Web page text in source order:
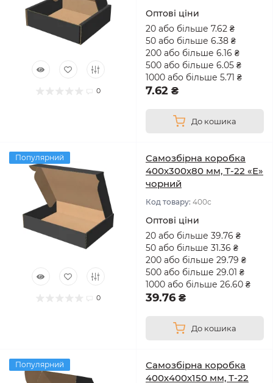
0
Оптові ціни
20 або більше 7.62 ₴
50 або більше 6.38 ₴
200 або більше 6.16 ₴
500 або більше 6.05 ₴
1000 або більше 5.71 ₴
7.62 ₴
До кошика
Популярний
0
Самозбірна коробка
400х300х80 мм, Т-22 «Е»
чорний
Код товару: 400с
Оптові ціни
20 або більше 39.76 ₴
50 або більше 31.36 ₴
200 або більше 29.79 ₴
500 або більше 29.01 ₴
1000 або більше 26.60 ₴
39.76 ₴
До кошика
Популярний
Самозбірна коробка
400х400х150 мм, Т-22